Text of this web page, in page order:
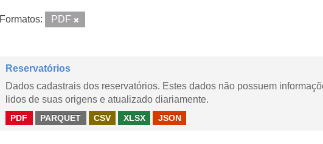
Formatos: PDF
Reservatórios
Dados cadastrais dos reservatórios. Estes dados não possuem
lidos de suas origens e atualizado diariamente.
PDF PARQUET CSV XLSX JSON